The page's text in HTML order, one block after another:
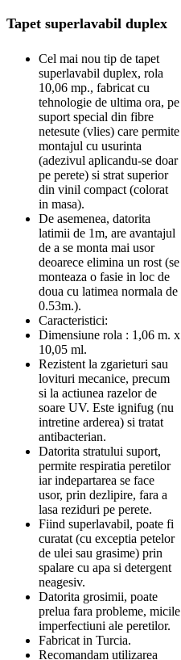
Tapet superlavabil duplex
Cel mai nou tip de tapet
superlavabil duplex, rola
10,06 mp., fabricat cu
tehnologie de ultima ora, pe
suport special din fibre
netesute (vlies) care permite
montajul cu usurinta
(adezivul aplicandu-se doar
pe perete) si strat superior
din vinil compact (colorat
in masa).
De asemenea, datorita
latimii de 1m, are avantajul
de a se monta mai usor
deoarece elimina un rost (se
monteaza o fasie in loc de
doua cu latimea normala de
0.53m.).
Caracteristici:
Dimensiune rola : 1,06 m. x
10,05 ml.
Rezistent la zgarieturi sau
lovituri mecanice, precum
si la actiunea razelor de
soare UV. Este ignifug (nu
intretine arderea) si tratat
antibacterian.
Datorita stratului suport,
permite respiratia peretilor
iar indepartarea se face
usor, prin dezlipire, fara a
lasa reziduri pe perete.
Fiind superlavabil, poate fi
curatat (cu exceptia petelor
de ulei sau grasime) prin
spalare cu apa si detergent
neagesiv.
Datorita grosimii, poate
prelua fara probleme, micile
imperfectiuni ale peretilor.
Fabricat in Turcia.
Recomandam utilizarea